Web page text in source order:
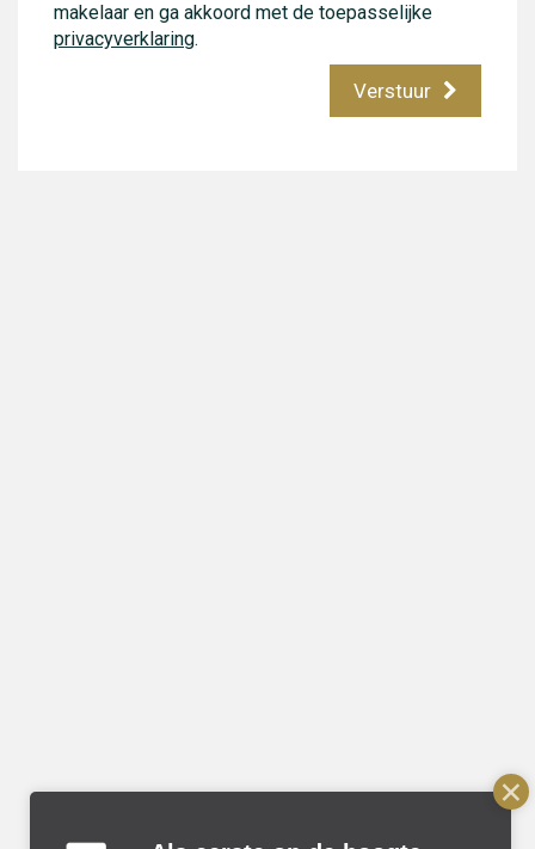
makelaar en ga akkoord met de toepasselijke
privacyverklaring.
Verstuur